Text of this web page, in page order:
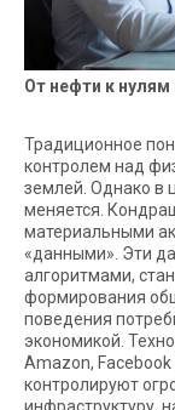
От нефти к нулям
Традиционное
контролем над
землей. Однако в
меняется.
материальными
«данными». Эти
алгоритмами,
формирования
поведения
экономикой.
Amazon,
контролируют